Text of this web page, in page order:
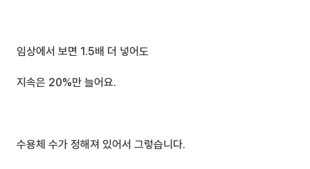
임상에서 보면 1.5배 더 넣어도
지속은 20%만 늘어요.
수용체 수가 정해져 있어서 그렇습니다.